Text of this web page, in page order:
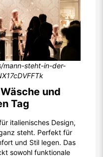
mann-steht-in-der-
und
Tag
italienisches Design,
steht. Perfekt für
und Stil legen. Das
sowohl funktionale